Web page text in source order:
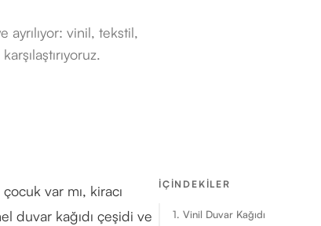
vinil, tekstil,
var mı, kiracı
duvar kağıdı çeşidi ve
İÇINDEKILER
1. Vinil Duvar Kağıdı